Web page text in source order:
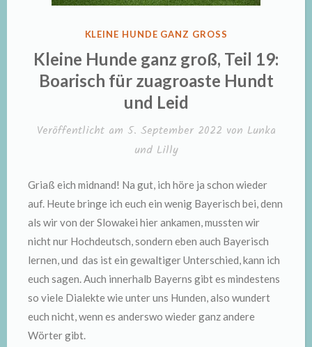
VERÖFFENTLICHT
KLEINE HUNDE GANZ GROSS
Kleine Hunde ganz groß, Teil 19:
Boarisch für zuagroaste Hundt
und Leid
Veröffentlicht am 5. September 2022 von Lunka
und Lilly
Griaß eich midnand! Na gut, ich höre ja schon wieder
auf. Heute bringe ich euch ein wenig Bayerisch bei, denn
als wir von der Slowakei hier ankamen, mussten wir
nicht nur Hochdeutsch, sondern eben auch Bayerisch
lernen, und das ist ein gewaltiger Unterschied, kann ich
euch sagen. Auch innerhalb Bayerns gibt es mindestens
so viele Dialekte wie unter uns Hunden, also wundert
euch nicht, wenn es anderswo wieder ganz andere
Wörter gibt.